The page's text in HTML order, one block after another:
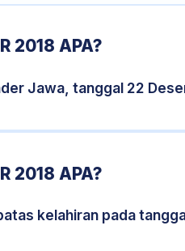
2018 APA?
Jawa, tanggal 22
2018 APA?
kelahiran pada